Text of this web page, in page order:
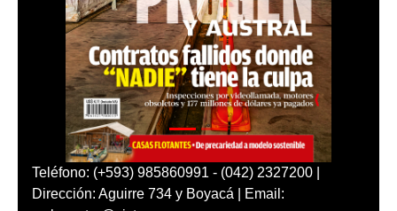
Teléfono: (+593) 985860991 - (042) 2327200 |
Dirección: Aguirre 734 y Boyacá | Email: